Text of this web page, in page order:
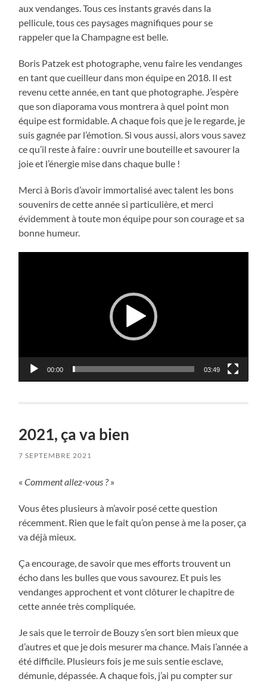
aux vendanges. Tous ces instants gravés dans la
pellicule, tous ces paysages magnifiques pour se
rappeler que la Champagne est belle.
Boris Patzek est photographe, venu faire les vendanges
en tant que cueilleur dans mon équipe en 2018. Il est
revenu cette année, en tant que photographe. J’espère
que son diaporama vous montrera à quel point mon
équipe est formidable. A chaque fois que je le regarde, je
suis gagnée par l’émotion. Si vous aussi, alors vous savez
ce qu’il reste à faire : ouvrir une bouteille et savourer la
joie et l’énergie mise dans chaque bulle !
Merci à Boris d’avoir immortalisé avec talent les bons
souvenirs de cette année si particulière, et merci
évidemment à toute mon équipe pour son courage et sa
bonne humeur.
00:00 03:49
2021, ça va bien
7 SEPTEMBRE 2021
«Comment allez-vous ?»
Vous êtes plusieurs à m’avoir posé cette question
récemment. Rien que le fait qu’on pense à me la poser, ça
va déjà mieux.
Ça encourage, de savoir que mes efforts trouvent un
écho dans les bulles que vous savourez. Et puis les
vendanges approchent et vont clôturer le chapitre de
cette année très compliquée.
Je sais que le terroir de Bouzy s’en sort bien mieux que
d’autres et que je dois mesurer ma chance. Mais l’année a
été difficile. Plusieurs fois je me suis sentie esclave,
démunie, dépassée. A chaque fois, j’ai pu compter sur